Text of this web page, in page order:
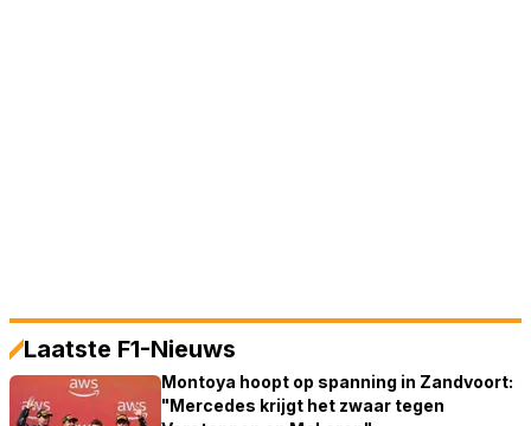
Laatste F1-Nieuws
Montoya hoopt op spanning in Zandvoort:
"Mercedes krijgt het zwaar tegen